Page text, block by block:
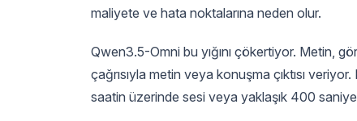
maliyete ve hata noktalarına neden olur.
Qwen3.5-Omni bu yığını çökertiyor. Metin,
çağrısıyla metin veya konuşma çıktısı
saatin üzerinde sesi veya yaklaşık 400